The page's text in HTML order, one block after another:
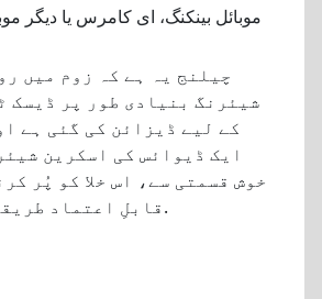
موبائل بینکنگ، ای کامرس یا دیگر
چیلنج یہ ہے کہ زوم میں
شیئرنگ بنیادی طور پر ڈیسک
کے لیے ڈیزائن کی گئی ہے
ایک ڈیوائس کی اسکرین
خوش قسمتی سے، اس خلا کو پُر
قابلِ اعتماد طریقے موجود ہیں۔.